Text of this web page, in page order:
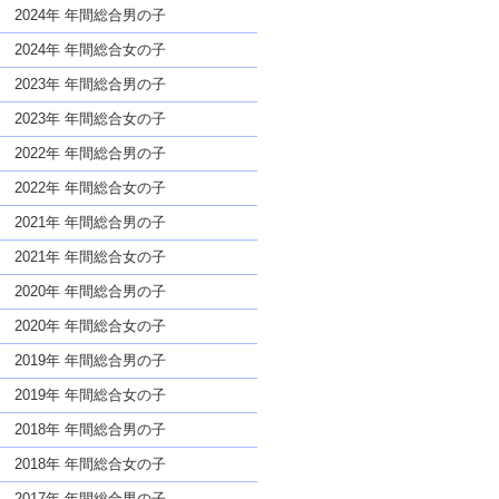
名前であっても奇抜すぎない
2024年 年間総合男の子
2024年 年間総合女の子
2023年 年間総合男の子
2023年 年間総合女の子
2022年 年間総合男の子
2022年 年間総合女の子
2021年 年間総合男の子
2021年 年間総合女の子
2020年 年間総合男の子
2020年 年間総合女の子
2019年 年間総合男の子
2019年 年間総合女の子
2018年 年間総合男の子
2018年 年間総合女の子